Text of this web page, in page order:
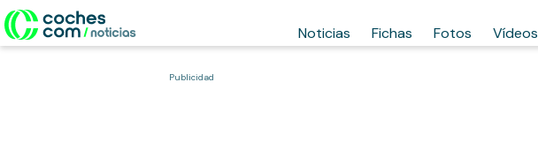
Noticias Fichas Fotos Vídeos
Publicidad